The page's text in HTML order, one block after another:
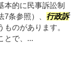
本的に民事訴訟制
条参照）、 行政訴
のがあります。
とで、...